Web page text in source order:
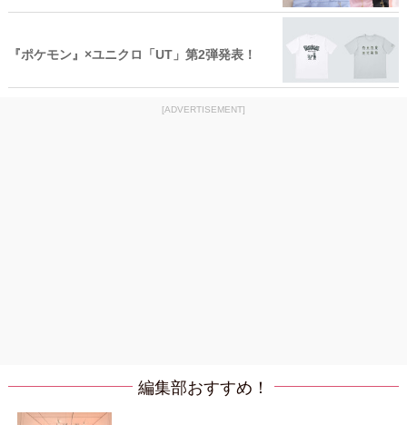
『ポケモン』×ユニクロ「UT」第2弾発表！
[ADVERTISEMENT]
編集部おすすめ！